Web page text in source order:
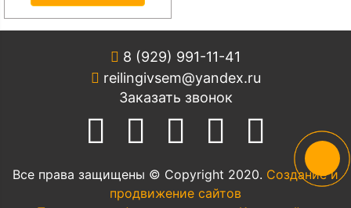
8 (929) 991-11-41
reilingivsem@yandex.ru
Заказать звонок
Все права защищены © Copyright 2020. Создание и
продвижение сайтов